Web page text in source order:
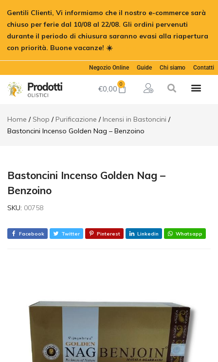
Gentili Clienti, Vi informiamo che il nostro e-commerce sarà
chiuso per ferie dal 10/08 al 22/08. Gli ordini pervenuti
durante il periodo di chiusura saranno evasi alla riapertura
con priorità. Buone vacanze! ☀️
Negozio Online Guide Chi siamo Contatti
€0,00 0
Home Shop Purificazione
Incensi in Bastoncini
Bastoncini Incenso Golden Nag – Benzoino
Bastoncini Incenso Golden Nag –
Benzoino
SKU: 00758
Facebook Twitter Pinterest Linkedin Whatsapp
Bastoncini
Incenso
Golden
Nag -
Benzoino
Descrizione
aggiuntive
€2,00